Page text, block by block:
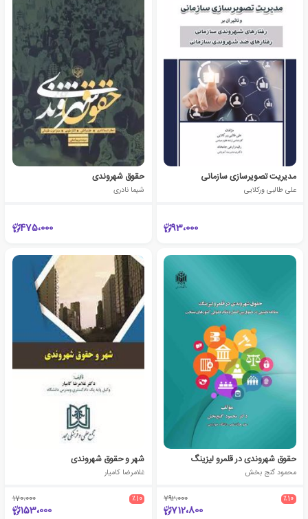
مدیریت تصویرسازی سازمانی
علی طالبی ورکلایی
93،000
حقوق شهروندی
شیما نادری
475،000
حقوق شهروندی در قلمرو لیزینگ
محمود گنج بخش
٪10 792،000
712،800
شهر و حقوق شهروندی
غلامرضا کامیار
٪10 170،000
153،000